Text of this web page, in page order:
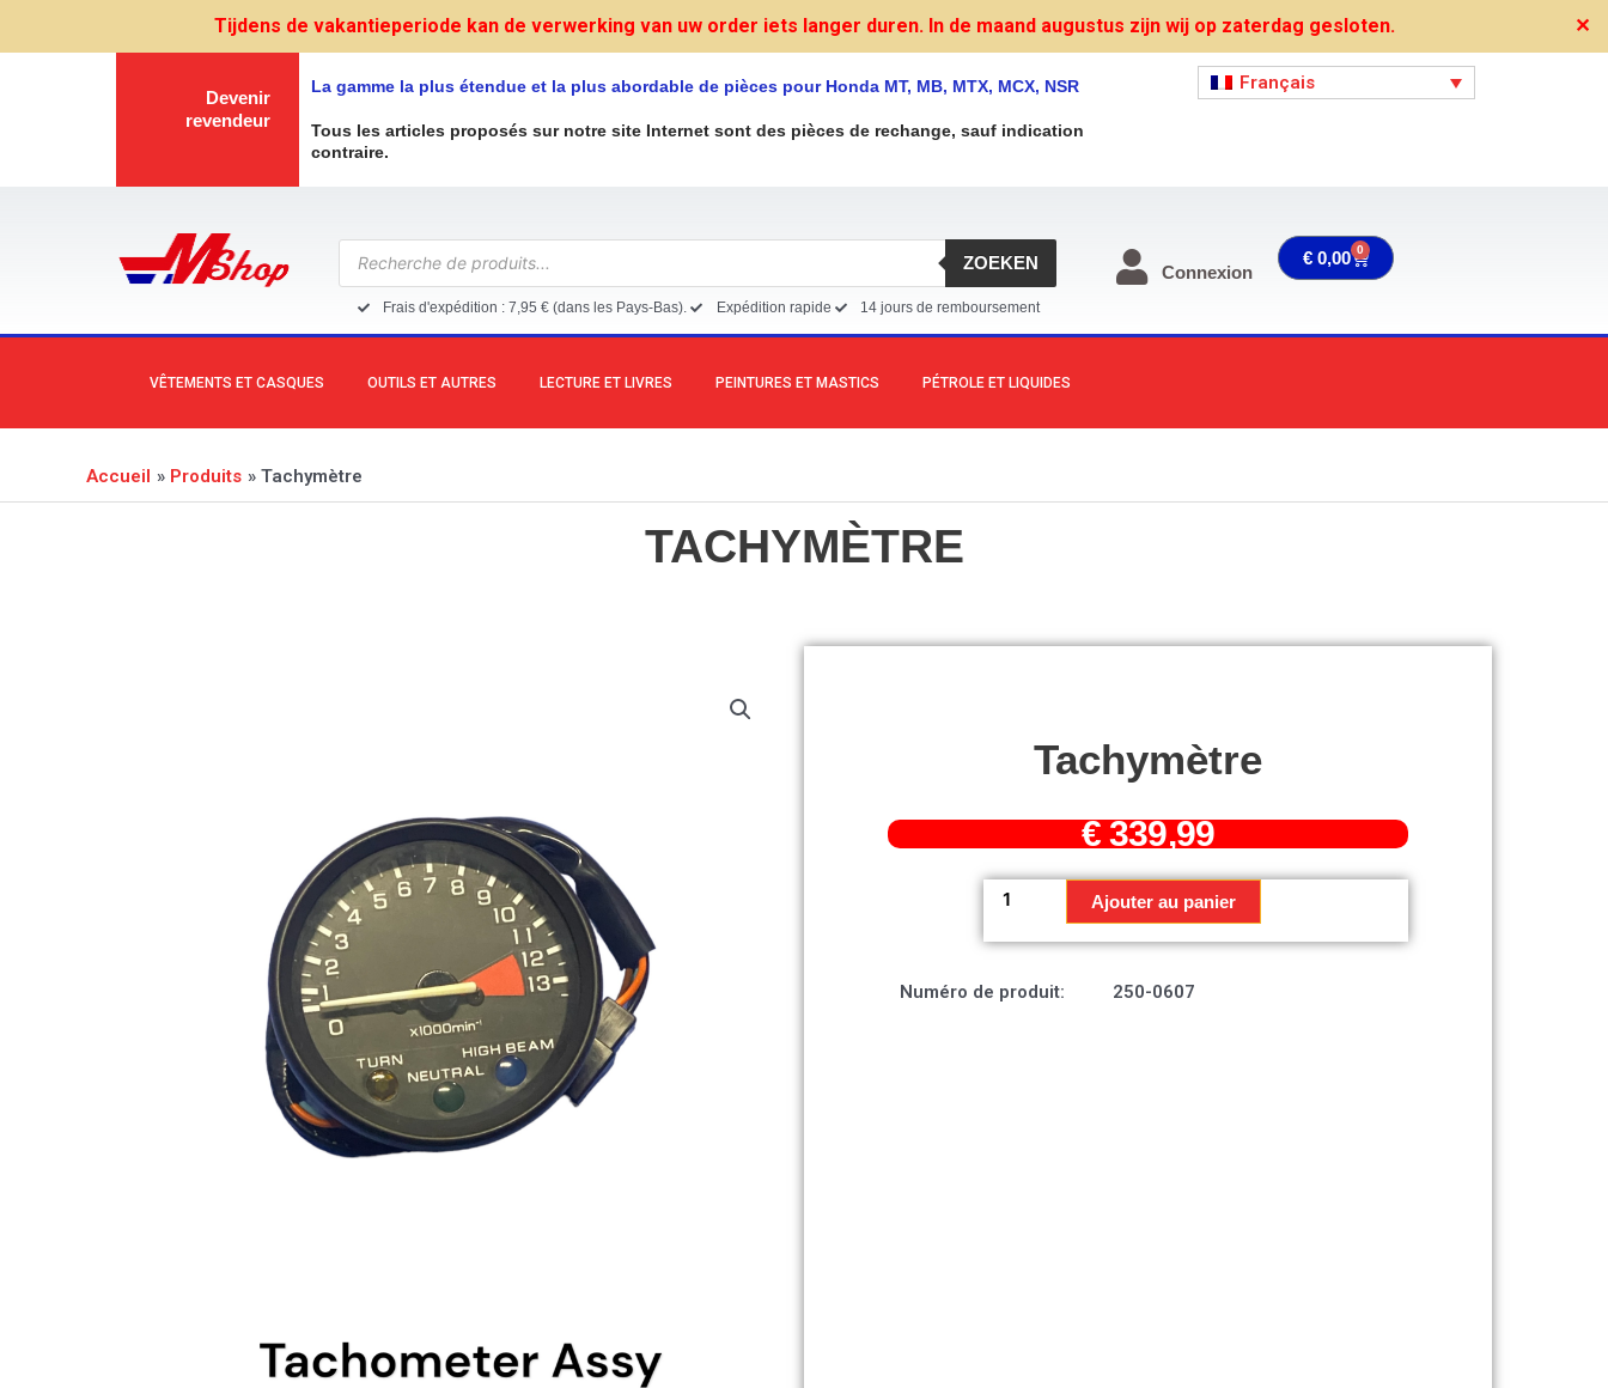
Tijdens de vakantieperiode kan de verwerking van uw order iets langer duren. In de maand augustus zijn wij op zaterdag gesloten. ✕
Devenir
revendeur
La gamme la plus étendue et la plus abordable de pièces pour Honda MT, MB, MTX, MCX, NSR
Tous les articles proposés sur notre site Internet sont des pièces de rechange, sauf indication
contraire.
Français
Recherche
de
produits
ZOEKEN
Frais d'expédition : 7,95 € (dans les Pays-Bas). Expédition rapide 14 jours de remboursement
Connexion
€ 0,00 0 Panier
VÊTEMENTS ET CASQUES OUTILS ET AUTRES LECTURE ET LIVRES PEINTURES ET MASTICS PÉTROLE ET LIQUIDES
Accueil Produits Tachymètre
TACHYMÈTRE
Tachymètre
€339,99
quantité
Tachymètre
Ajouter au panier
Numéro de produit: 250-0607